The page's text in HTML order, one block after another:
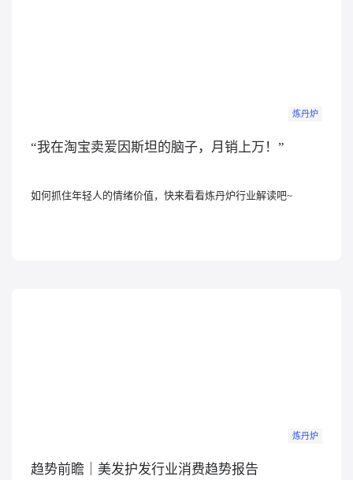
炼丹炉
“我在淘宝卖爱因斯坦的脑子，月销上万！”
如何抓住年轻人的情绪价值，快来看看炼丹炉行业解读吧~
炼丹炉
趋势前瞻｜美发护发行业消费趋势报告